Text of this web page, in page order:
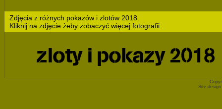
Zdjęcia z różnych pokazów i zlotów 2018.
Kliknij na zdjęcie żeby zobaczyć więcej fotografii.
zloty i pokazy 2018
Site